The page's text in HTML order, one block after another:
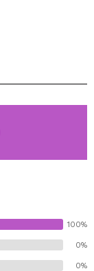
garantit
non testé sur
grâce
100%
0%
0%